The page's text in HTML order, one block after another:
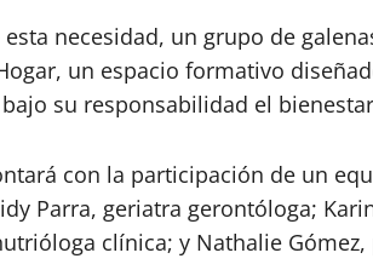
esta necesidad, un grupo de
un espacio formativo
su responsabilidad el
con la participación de un
Parra, geriatra gerontóloga;
clínica; y Nathalie